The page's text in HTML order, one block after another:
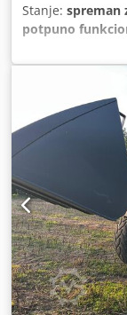
Stanje: spreman
potpuno
maksimalna
sljedeći pregled
500/85 R24, broj
kabina, klima-
rezač